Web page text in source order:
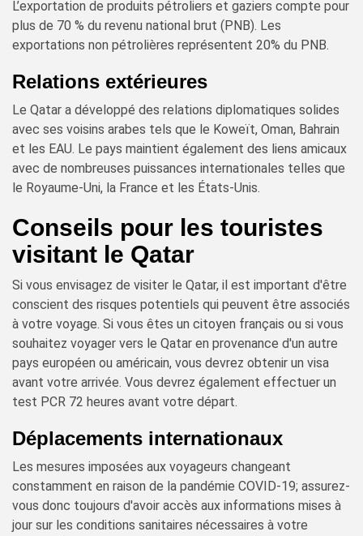
L’exportation de produits pétroliers et gaziers compte pour
plus de 70 % du revenu national brut (PNB). Les
exportations non pétrolières représentent 20% du PNB.
Relations extérieures
Le Qatar a développé des relations diplomatiques solides
avec ses voisins arabes tels que le Koweït, Oman, Bahrain
et les EAU. Le pays maintient également des liens amicaux
avec de nombreuses puissances internationales telles que
le Royaume-Uni, la France et les États-Unis.
Conseils pour les touristes
visitant le Qatar
Si vous envisagez de visiter le Qatar, il est important d'être
conscient des risques potentiels qui peuvent être associés
à votre voyage. Si vous êtes un citoyen français ou si vous
souhaitez voyager vers le Qatar en provenance d'un autre
pays européen ou américain, vous devrez obtenir un visa
avant votre arrivée. Vous devrez également effectuer un
test PCR 72 heures avant votre départ.
Déplacements internationaux
Les mesures imposées aux voyageurs changeant
constamment en raison de la pandémie COVID-19; assurez-
vous donc toujours d'avoir accès aux informations mises à
jour sur les conditions sanitaires nécessaires à votre